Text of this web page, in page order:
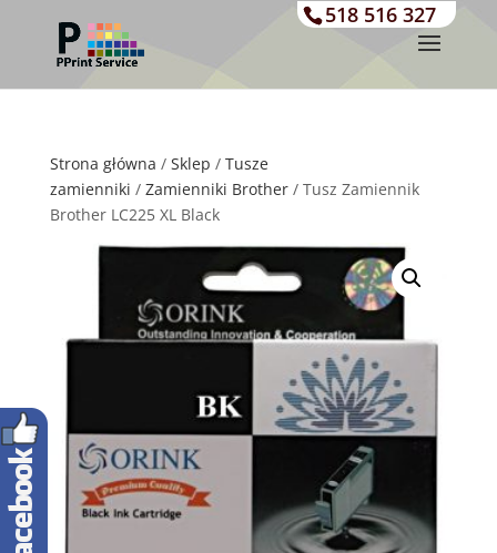
518 516 327
Strona główna / Sklep / Tusze
zamienniki / Zamienniki Brother/ Tusz Zamiennik
Brother LC225 XL Black